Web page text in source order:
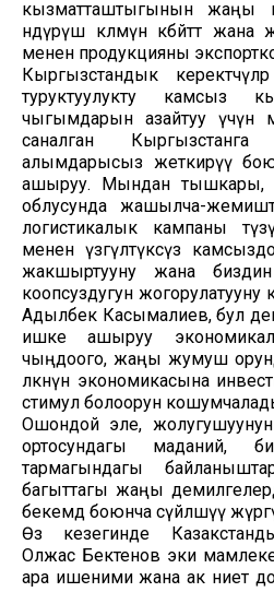
кызматташтыгынын жаңы
өндүрүш көлөмүн көбөйтөт
менен продукцияны
Кыргызстандык
туруктуулукту камсыз
чыгымдарын азайтуу үчүн
саналган
алымдарысыз жеткирүү
ашыруу. Мындан тышкары,
облусунда жашылча-
логистикалык кампаны
менен үзгүлтүксүз
жакшыртууну жана биздин
коопсуздугун
Адылбек Касымалиев, бул
ишке ашыруу
чыңдоого, жаңы жумуш
өлкөнүн экономикасына
стимул болоорун
Ошондой эле, жолугушуунун
ортосундагы маданий,
тармагындагы
багыттагы жаңы
бекемдөө боюнча сүйлөшүү
Өз кезегинде
Олжас Бектенов эки
ара ишеними жана ак ниет